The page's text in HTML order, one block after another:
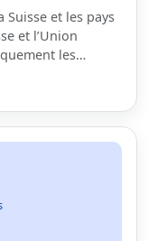
Suisse et les pays
et l’Union
les…